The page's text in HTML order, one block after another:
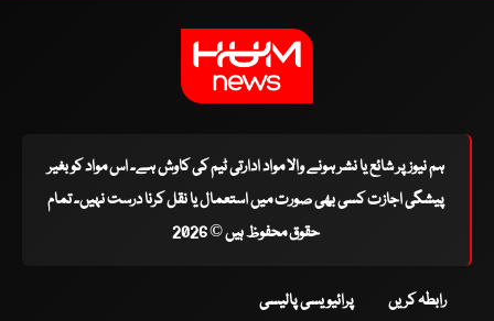
ہم نیوز پر شائع یا نشر ہونے والا مواد ادارتی ٹیم کی کاوش ہے۔ اس مواد کو بغیر
پیشگی اجازت کسی بھی صورت میں استعمال یا نقل کرنا درست نہیں۔ تمام
حقوق محفوظ ہیں © 2026
رابطہ کریں پرائیویسی پالیسی